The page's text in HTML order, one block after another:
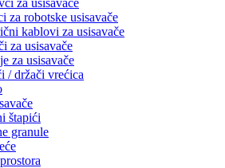
za usisavače
za robotske usisavače
kablovi za usisavače
za usisavače
za usisavače
/ držači vrećica
štapići
granule